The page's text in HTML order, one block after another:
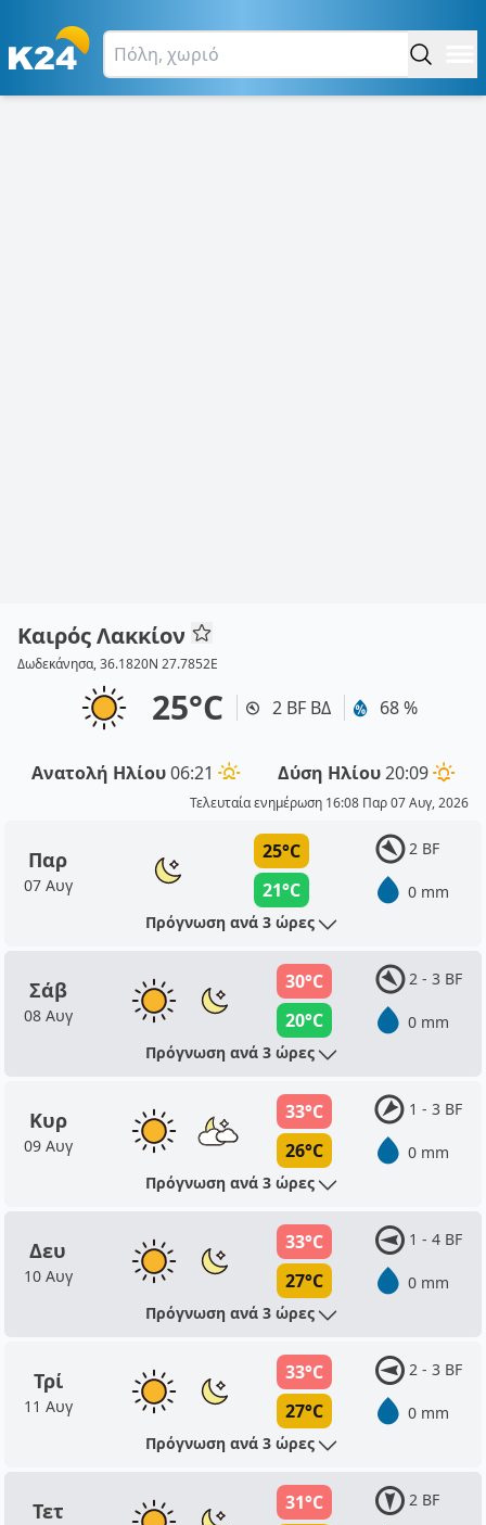
Καιρός Λακκίον
Δωδεκάνησα, 36.1820N 27.7852E
25°C 2 BF ΒΔ 68 %
Ανατολή Ηλίου06:21 Δύση Ηλίου20:09
Τελευταία ενημέρωση 16:08 Παρ 07 Αυγ, 2026
Παρ
07 Αυγ
25°C
21°C
2 BF
0 mm
Πρόγνωση ανά 3 ώρες
Σάβ
08 Αυγ
30°C
20°C
2 - 3 BF
0 mm
Πρόγνωση ανά 3 ώρες
Κυρ
09 Αυγ
33°C
26°C
1 - 3 BF
0 mm
Πρόγνωση ανά 3 ώρες
Δευ
10 Αυγ
33°C
27°C
1 - 4 BF
0 mm
Πρόγνωση ανά 3 ώρες
Τρί
11 Αυγ
33°C
27°C
2 - 3 BF
0 mm
Πρόγνωση ανά 3 ώρες
Τετ
31°C
2 BF